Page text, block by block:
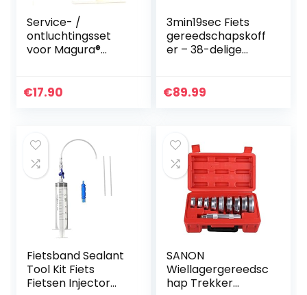
Service- /
ontluchtingsset
voor Magura®
EBT)
€17.90
3min19sec Fiets
gereedschapskoff
er – 38-delige
met
€89.99
Fietsband Sealant
Tool Kit Fiets
Fietsen Injector
SANON
Wiellagergereedsc
hap Trekker